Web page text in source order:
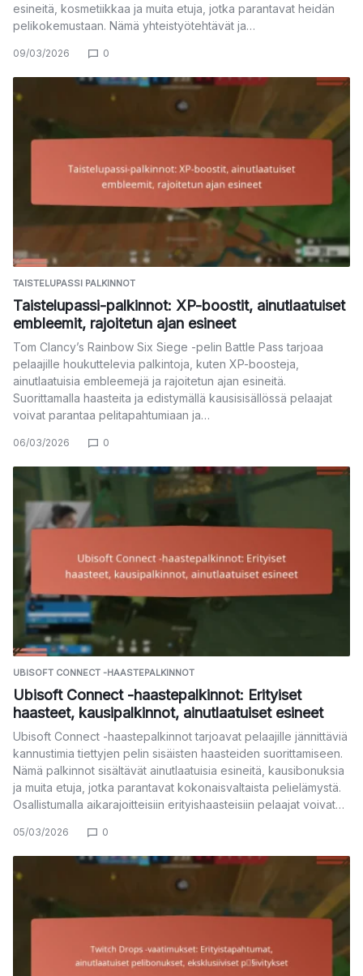
esineitä, kosmetiikkaa ja muita etuja, jotka parantavat heidän
pelikokemustaan. Nämä yhteistyötehtävät ja…
09/03/2026 0
TAISTELUPASSI PALKINNOT
Taistelupassi-palkinnot: XP-boostit, ainutlaatuiset
embleemit, rajoitetun ajan esineet
Tom Clancy’s Rainbow Six Siege -pelin Battle Pass tarjoaa
pelaajille houkuttelevia palkintoja, kuten XP-boosteja,
ainutlaatuisia embleemejä ja rajoitetun ajan esineitä.
Suorittamalla haasteita ja edistymällä kausisisällössä pelaajat
voivat parantaa pelitapahtumiaan ja…
06/03/2026 0
UBISOFT CONNECT -HAASTEPALKINNOT
Ubisoft Connect -haastepalkinnot: Erityiset
haasteet, kausipalkinnot, ainutlaatuiset esineet
Ubisoft Connect -haastepalkinnot tarjoavat pelaajille jännittäviä
kannustimia tiettyjen pelin sisäisten haasteiden suorittamiseen.
Nämä palkinnot sisältävät ainutlaatuisia esineitä, kausibonuksia
ja muita etuja, jotka parantavat kokonaisvaltaista pelielämystä.
Osallistumalla aikarajoitteisiin erityishaasteisiin pelaajat voivat…
05/03/2026 0